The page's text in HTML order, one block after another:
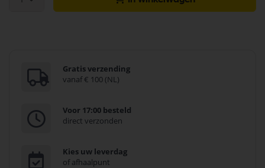
Gratis verzending
vanaf € 100 (NL)
Voor 17:00 besteld
direct verzonden
Kies uw leverdag
of afhaalpunt